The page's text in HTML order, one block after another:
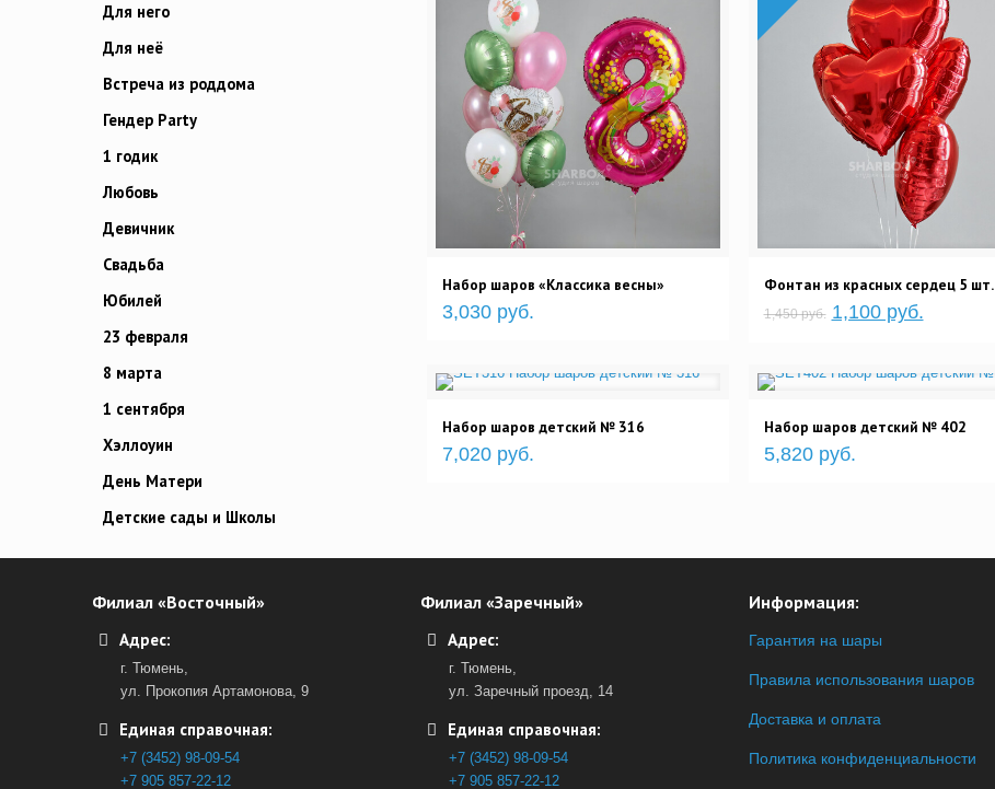
Набор шаров «Классика весны»
3,030 руб.
Фонтан из красных сердец 5 шт.
1,450 руб. 1,100 руб.
Набор шаров детский № 316
7,020 руб.
Набор шаров детский № 402
5,820 руб.
Для него
Для неё
Встреча из роддома
Гендер Party
1 годик
Любовь
Девичник
Свадьба
Юбилей
23 февраля
8 марта
1 сентября
Хэллоуин
День Матери
Детские сады и Школы
Филиал «Восточный»
Адрес:
г. Тюмень,
ул. Прокопия Артамонова, 9
Единая справочная:
+7 (3452) 98-09-54
+7 905 857-22-12
Филиал «Заречный»
Адрес:
г. Тюмень,
ул. Заречный проезд, 14
Единая справочная:
+7 (3452) 98-09-54
+7 905 857-22-12
Информация:
Гарантия на шары
Правила использования шаров
Доставка и оплата
Политика конфиденциальности